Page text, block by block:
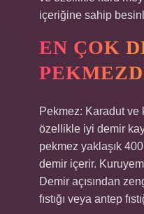
içeriğine sahip
EN ÇOK
Pekmez: Karadut
özellikle iyi demir
pekmez yaklaşık
demir içerir.
Demir açısından
fıstığı veya antep